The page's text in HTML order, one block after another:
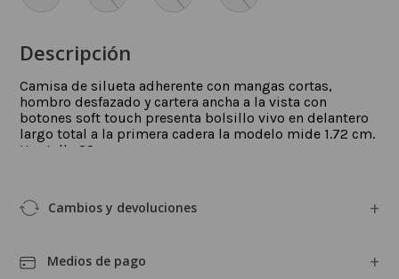
Descripción
Camisa de silueta adherente con mangas cortas,
hombro desfazado y cartera ancha a la vista con
botones soft touch presenta bolsillo vivo en delantero
largo total a la primera cadera la modelo mide 1.72 cm.
Usa talle 38.
Cambios y devoluciones
Medios de pago